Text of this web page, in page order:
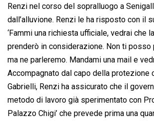
o
o
k
A
p
p
d
I
n
d
s
n
k
Renzi nel corso del sopralluogo a
dall’alluvione. Renzi le ha risposto con il
‘Fammi una richiesta ufficiale, vedrai che
prenderò in considerazione. Non ti posso
ma ne parleremo. Mandami una mail e
Accompagnato dal capo della protezione
Gabrielli, Renzi ha assicurato che il
metodo di lavoro già sperimentato con
Palazzo Chigi’ che prevede prima una